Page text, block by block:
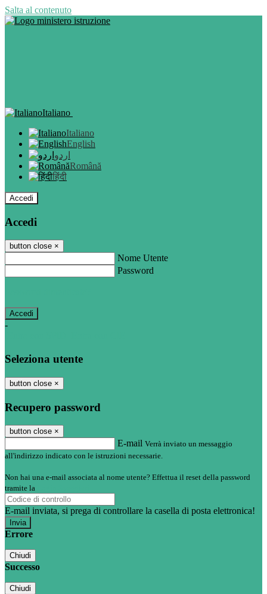
Salta al contenuto
Italiano
Italiano
English
اردو
Română
हिंदी
Accedi
Accedi
button close ×
Nome Utente
Password
-
Seleziona utente
button close ×
Recupero password
button close ×
E-mail Verrà inviato un messaggio
all'indirizzo indicato con le istruzioni necessarie.
Non hai una e-mail associata al nome utente? Effettua il reset della password
tramite la
E-mail inviata, si prega di controllare la casella di posta elettronica!
Errore
Chiudi
Successo
Chiudi